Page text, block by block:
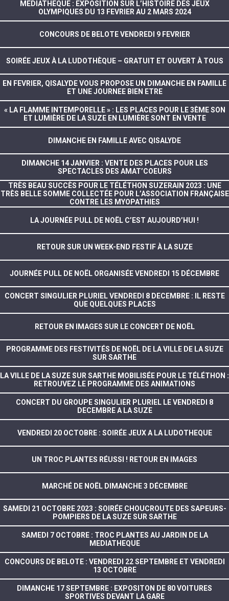
MEDIATHEQUE : EXPOSITION SUR L’HISTOIRE DES JEUX
OLYMPIQUES DU 13 FEVRIER AU 2 MARS 2024
CONCOURS DE BELOTE VENDREDI 9 FEVRIER
SOIRÉE JEUX À LA LUDOTHÈQUE – GRATUIT ET OUVERT À TOUS
EN FEVRIER, QISALYDE VOUS PROPOSE UN DIMANCHE EN FAMILLE
ET UNE JOURNEE BIEN ETRE
« LA FLAMME INTEMPORELLE » : LES PLACES POUR LE 3ÈME SON
ET LUMIÈRE DE LA SUZE EN LUMIÈRE SONT EN VENTE
DIMANCHE EN FAMILLE AVEC QISALYDE
DIMANCHE 14 JANVIER : VENTE DES PLACES POUR LES
SPECTACLES DES AMAT’COEURS
TRÈS BEAU SUCCÈS POUR LE TÉLÉTHON SUZERAIN 2023 : UNE
TRÈS BELLE SOMME COLLECTÉE POUR L’ASSOCIATION FRANÇAISE
CONTRE LES MYOPATHIES
LA JOURNÉE PULL DE NOËL C’EST AUJOURD’HUI !
RETOUR SUR UN WEEK-END FESTIF À LA SUZE
JOURNÉE PULL DE NOËL ORGANISÉE VENDREDI 15 DÉCEMBRE
CONCERT SINGULIER PLURIEL VENDREDI 8 DECEMBRE : IL RESTE
QUE QUELQUES PLACES
RETOUR EN IMAGES SUR LE CONCERT DE NOËL
PROGRAMME DES FESTIVITÉS DE NOËL DE LA VILLE DE LA SUZE
SUR SARTHE
LA VILLE DE LA SUZE SUR SARTHE MOBILISÉE POUR LE TÉLÉTHON :
RETROUVEZ LE PROGRAMME DES ANIMATIONS
CONCERT DU GROUPE SINGULIER PLURIEL LE VENDREDI 8
DECEMBRE A LA SUZE
VENDREDI 20 OCTOBRE : SOIRÉE JEUX A LA LUDOTHEQUE
UN TROC PLANTES RÉUSSI ! RETOUR EN IMAGES
MARCHÉ DE NOËL DIMANCHE 3 DÉCEMBRE
SAMEDI 21 OCTOBRE 2023 : SOIRÉE CHOUCROUTE DES SAPEURS-
POMPIERS DE LA SUZE SUR SARTHE
SAMEDI 7 OCTOBRE : TROC PLANTES AU JARDIN DE LA
MEDIATHEQUE
CONCOURS DE BELOTE : VENDREDI 22 SEPTEMBRE ET VENDREDI
13 OCTOBRE
DIMANCHE 17 SEPTEMBRE : EXPOSITON DE 80 VOITURES
SPORTIVES DEVANT LA GARE